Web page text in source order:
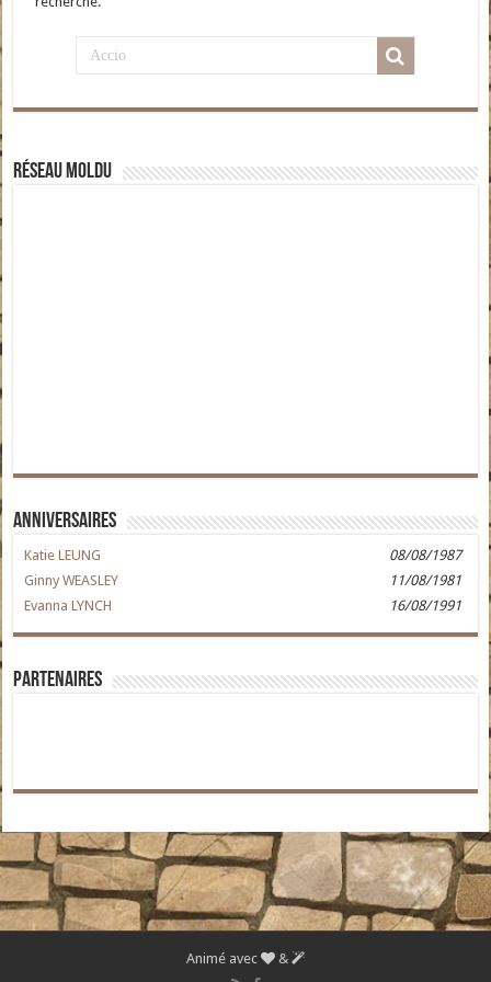
Réseau moldu
Anniversaires
Katie LEUNG
08/08/1987
Ginny WEASLEY
11/08/1981
Evanna LYNCH
16/08/1991
Partenaires
Animé avec &